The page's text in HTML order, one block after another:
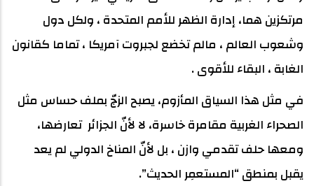
مرتكزين هما، إدارة الظهر للأمم المتحدة ، ولكل دول
وشعوب العالم ، مالم تخضع لجبروت آمريكا ، تماما كقانون
الغابة ، البقاء للأقوى .
في مثل هذا السياق المأزوم، يصبح الزجّ بملف حساس مثل
الصحراء الغربية مقامرة خاسرة، لا لأنّ الجزائر تعارضها،
ومعها حلف تقدمي وازن ، بل لأنّ المناخ الدولي لم يعد
يقبل بمنطق “المستعمِر الحديث”.